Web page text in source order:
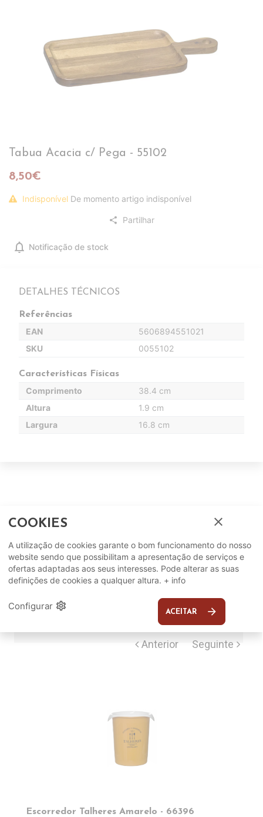
Tabua Acacia c/ Pega - 55102
8,50€
Indisponível De momento artigo indisponível
share Partilhar
notifications Notificação de stock
DETALHES TÉCNICOS
Referências
EAN
5606894551021
SKU
0055102
Características Físicas
Comprimento
38.4 cm
Altura
1.9 cm
Largura
16.8 cm
COMPLEMENTOS
Escorredor Talheres Amarelo - 66396
COOKIES close
A utilização de cookies garante o bom funcionamento do nosso
website sendo que possibilitam a apresentação de serviços e
ofertas adaptadas aos seus interesses. Pode alterar as suas
definições de cookies a qualquer altura. + info
Configurar settings ACEITAR arrow_forward